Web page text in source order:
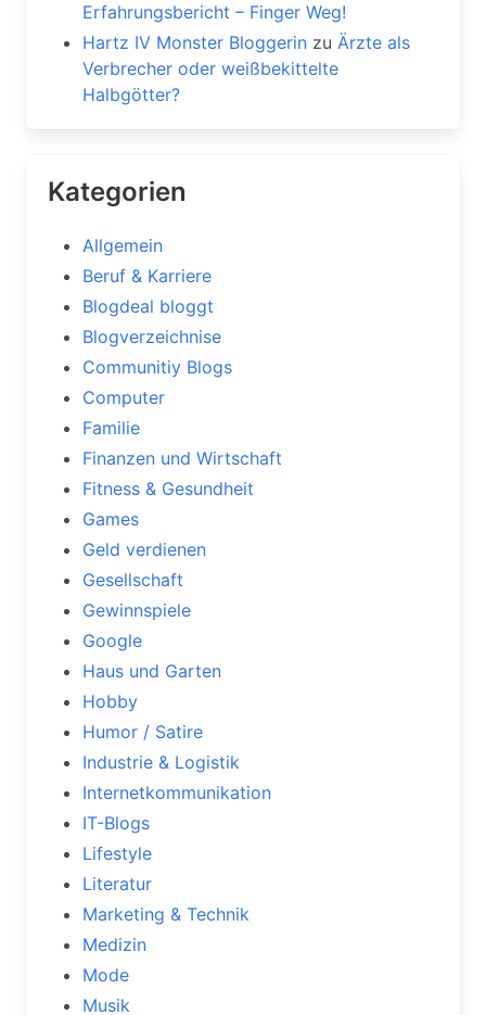
Erfahrungsbericht – Finger Weg!
Hartz IV Monster Bloggerin zu Ärzte als
Verbrecher oder weißbekittelte
Halbgötter?
Kategorien
Allgemein
Beruf & Karriere
Blogdeal bloggt
Blogverzeichnise
Communitiy Blogs
Computer
Familie
Finanzen und Wirtschaft
Fitness & Gesundheit
Games
Geld verdienen
Gesellschaft
Gewinnspiele
Google
Haus und Garten
Hobby
Humor / Satire
Industrie & Logistik
Internetkommunikation
IT-Blogs
Lifestyle
Literatur
Marketing & Technik
Medizin
Mode
Musik